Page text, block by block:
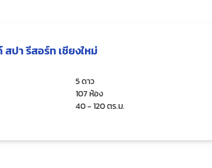
สปา รีสอร์ท เชียงใหม่
5 ดาว
107 ห้อง
40 - 120 ตร.ม.